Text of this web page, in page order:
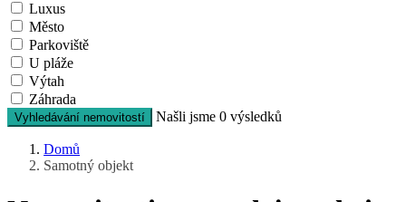
Luxus
Město
Parkoviště
U pláže
Výtah
Záhrada
Vyhledávání nemovitostí Našli jsme0 výsledků
Domů
Samotný objekt